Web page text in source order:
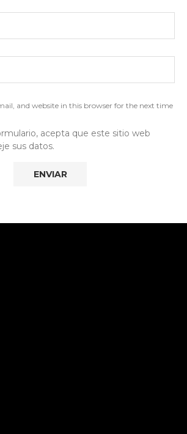
and website in this browser for the next time
acepta que este sitio web
sus datos.